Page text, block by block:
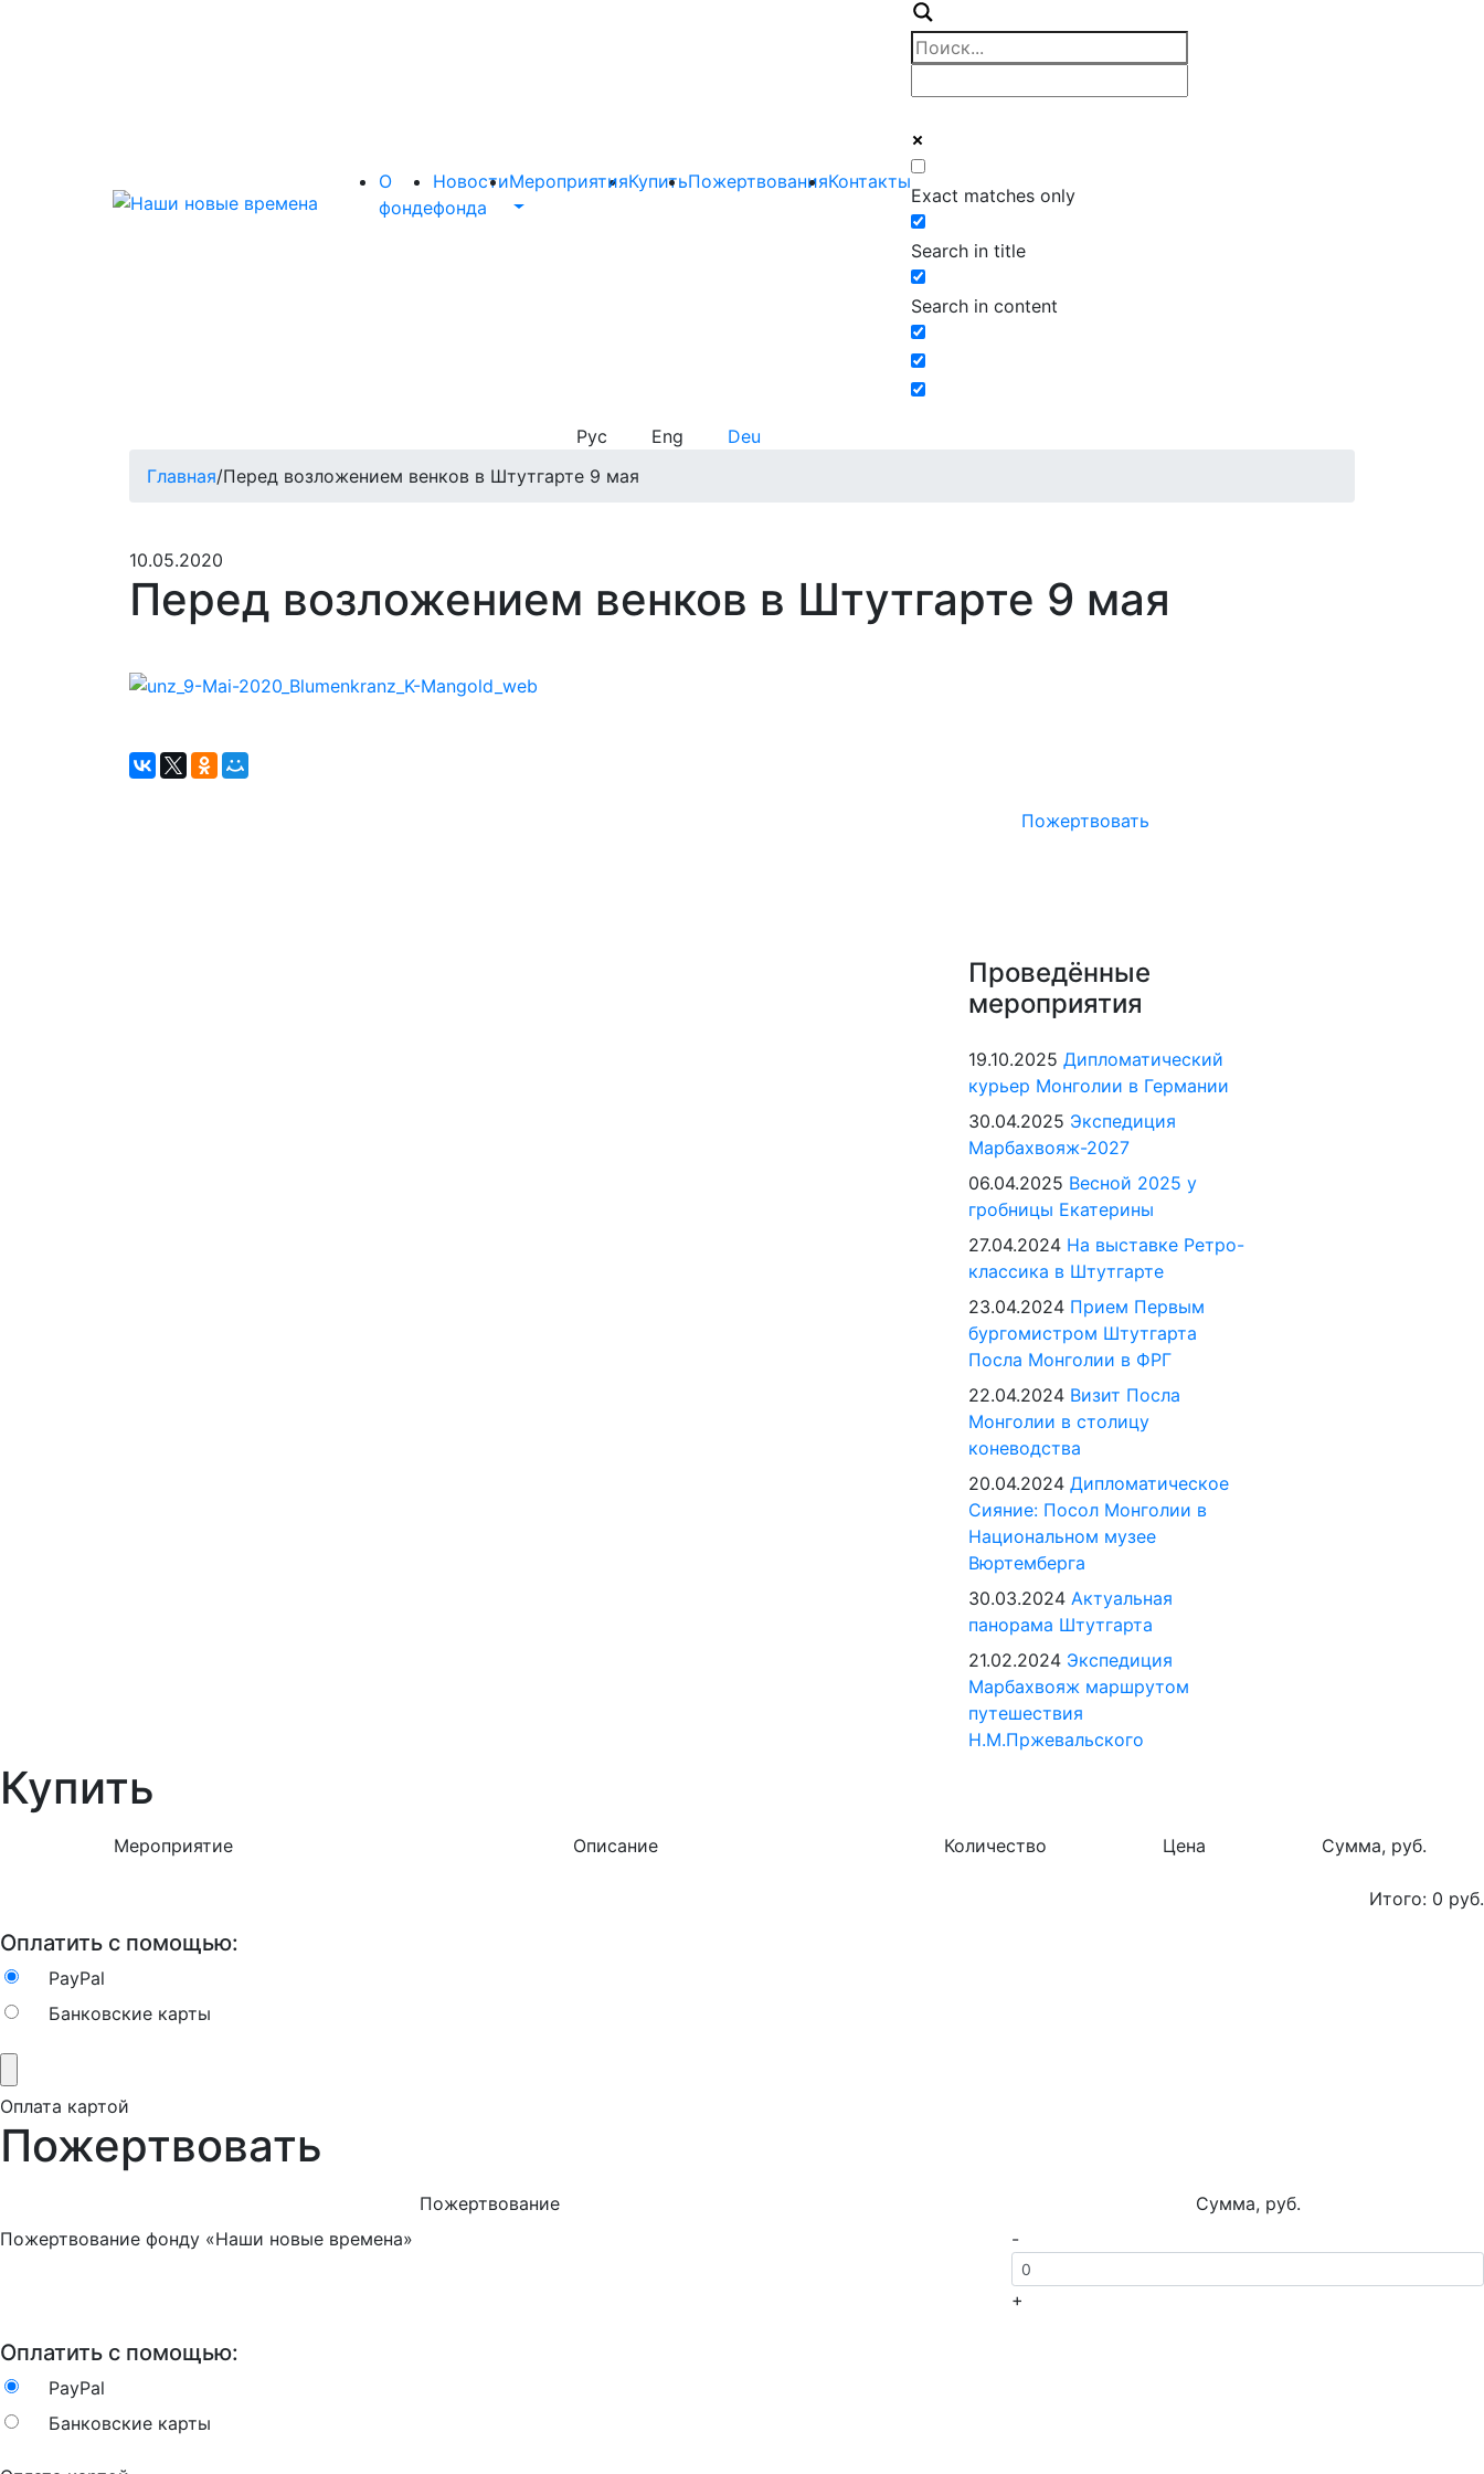
О
фонде
Новости
фонда
МероприятияКупитьПожертвованияКонтакты
Exact matches only
Search in title
Search in content
Рус Eng
Deu
Главная/Перед возложением венков в Штутгарте 9 мая
10.05.2020
Перед возложением венков в Штутгарте 9 мая
Пожертвовать
Проведённые
мероприятия
19.10.2025 Дипломатический
курьер Монголии в Германии
30.04.2025 Экспедиция
Марбахвояж-2027
06.04.2025 Весной 2025 у
гробницы Екатерины
27.04.2024 На выставке Ретро-
классика в Штутгарте
23.04.2024 Прием Первым
бургомистром Штутгарта
Посла Монголии в ФРГ
22.04.2024 Визит Посла
Монголии в столицу
коневодства
20.04.2024 Дипломатическое
Сияние: Посол Монголии в
Национальном музее
Вюртемберга
30.03.2024 Актуальная
панорама Штутгарта
21.02.2024 Экспедиция
Марбахвояж маршрутом
путешествия
Н.М.Пржевальского
Купить
Мероприятие Описание Количество Цена Сумма, руб.
Итого: 0 руб.
Оплатить с помощью:
PayPal
Банковские карты
Оплата картой
Пожертвовать
Пожертвование
Сумма, руб.
Пожертвование фонду «Наши новые времена»
-
+
Оплатить с помощью:
PayPal
Банковские карты